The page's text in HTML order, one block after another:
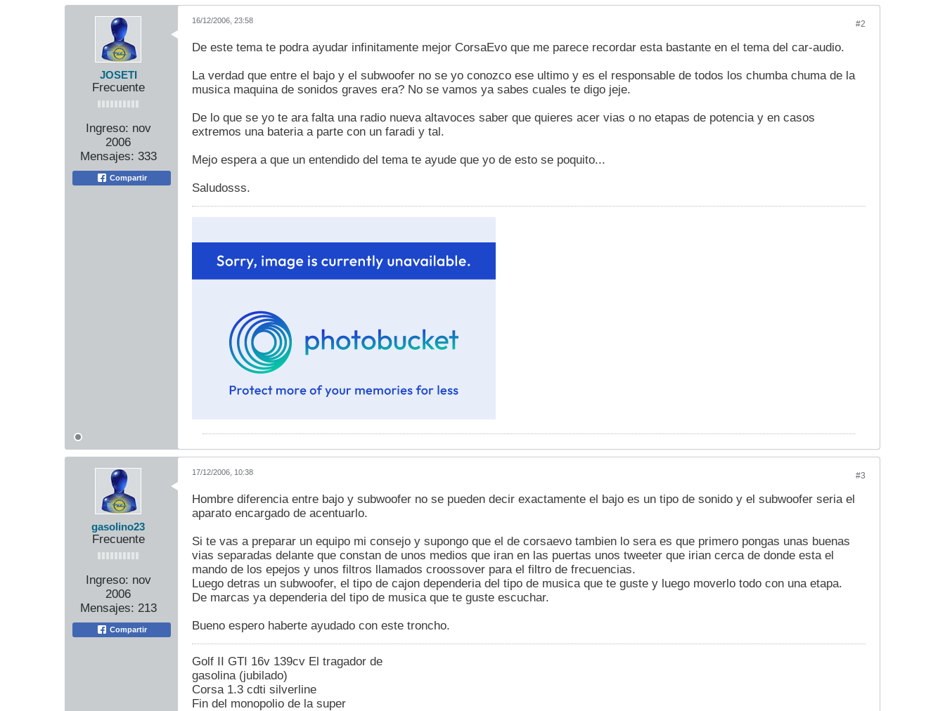
JOSETI
Frecuente
Ingreso: nov
2006
Mensajes: 333
Compartir
#2
16/12/2006, 23:58
De este tema te podra ayudar infinitamente mejor CorsaEvo que me parece recordar esta bastante en el tema del car-audio.
La verdad que entre el bajo y el subwoofer no se yo conozco ese ultimo y es el responsable de todos los chumba chuma de la
musica maquina de sonidos graves era? No se vamos ya sabes cuales te digo jeje.
De lo que se yo te ara falta una radio nueva altavoces saber que quieres acer vias o no etapas de potencia y en casos
extremos una bateria a parte con un faradi y tal.
Mejo espera a que un entendido del tema te ayude que yo de esto se poquito...
Saludosss.
gasolino23
Frecuente
Ingreso: nov
2006
Mensajes: 213
Compartir
#3
17/12/2006, 10:38
Hombre diferencia entre bajo y subwoofer no se pueden decir exactamente el bajo es un tipo de sonido y el subwoofer seria el
aparato encargado de acentuarlo.
Si te vas a preparar un equipo mi consejo y supongo que el de corsaevo tambien lo sera es que primero pongas unas buenas
vias separadas delante que constan de unos medios que iran en las puertas unos tweeter que irian cerca de donde esta el
mando de los epejos y unos filtros llamados croossover para el filtro de frecuencias.
Luego detras un subwoofer, el tipo de cajon dependeria del tipo de musica que te guste y luego moverlo todo con una etapa.
De marcas ya dependeria del tipo de musica que te guste escuchar.
Bueno espero haberte ayudado con este troncho.
Golf II GTI 16v 139cv El tragador de
gasolina (jubilado)
Corsa 1.3 cdti silverline
Fin del monopolio de la super